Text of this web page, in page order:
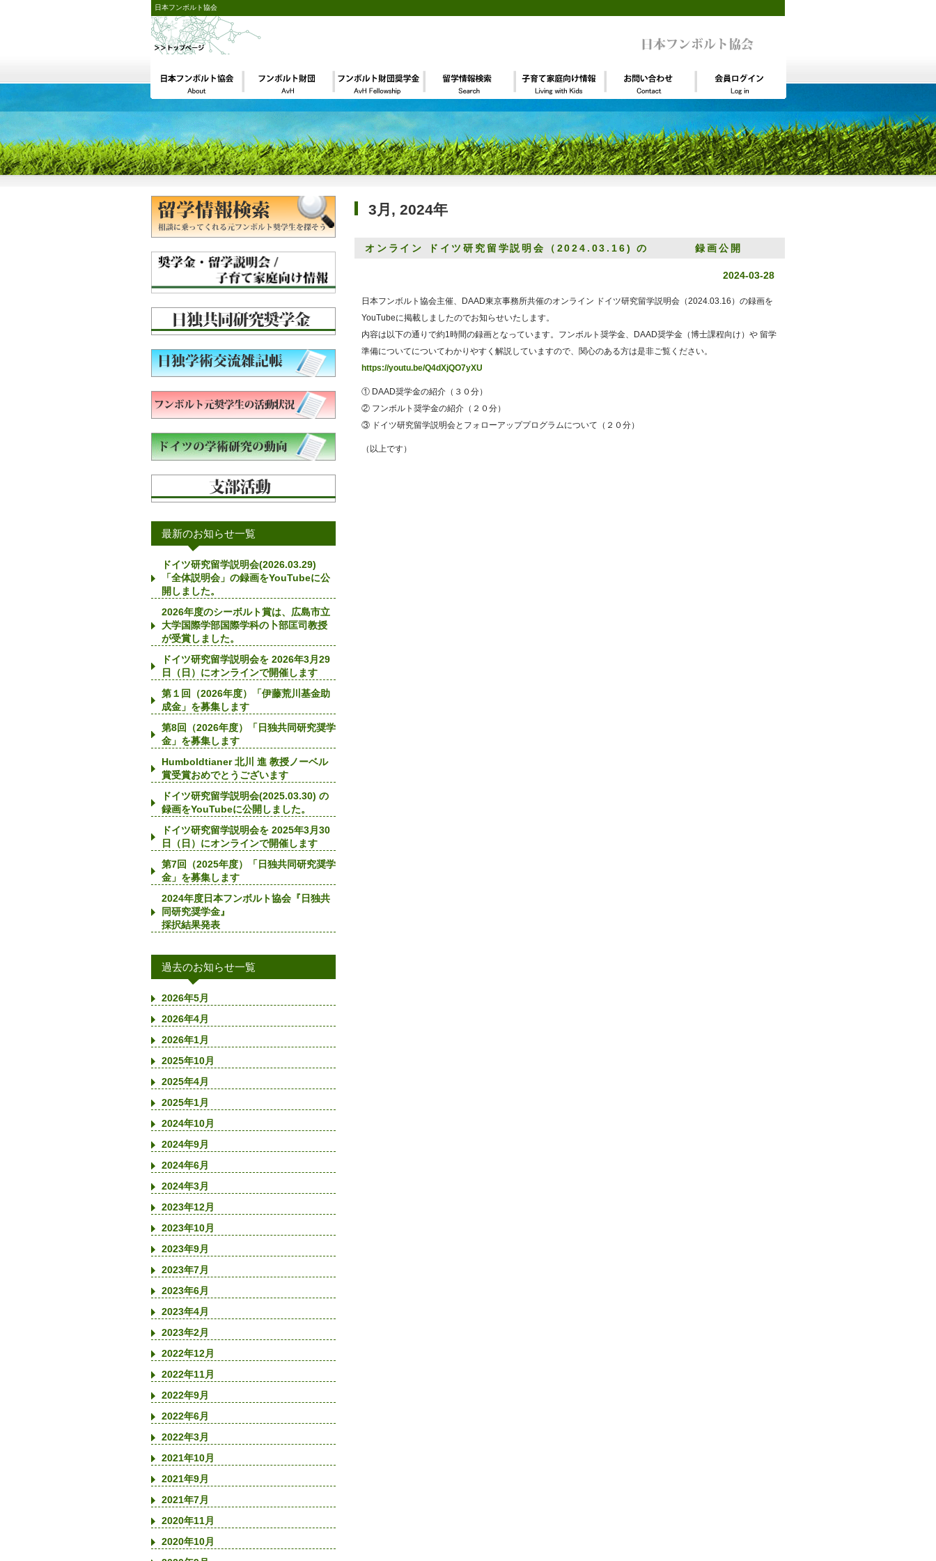
日本フンボルト協会
3月, 2024年
オンライン ドイツ研究留学説明会（2024.03.16) の 録画公開
2024-03-28
日本フンボルト協会主催、DAAD東京事務所共催のオンライン ドイツ研究留学説明会（2024.03.16）の録画を
YouTubeに掲載しましたのでお知らせいたします。
内容は以下の通りで約1時間の録画となっています。フンボルト奨学金、DAAD奨学金（博士課程向け）や 留学
準備についてについてわかりやすく解説していますので、関心のある方は是非ご覧ください。
https://youtu.be/Q4dXjQO7yXU
① DAAD奨学金の紹介（３０分）
② フンボルト奨学金の紹介（２０分）
③ ドイツ研究留学説明会とフォローアッププログラムについて（２０分）
（以上です）
最新のお知らせ一覧
ドイツ研究留学説明会(2026.03.29)
「全体説明会」の録画をYouTubeに公
開しました。
2026年度のシーボルト賞は、広島市立
大学国際学部国際学科の卜部匡司教授
が受賞しました。
ドイツ研究留学説明会を 2026年3月29
日（日）にオンラインで開催します
第１回（2026年度）「伊藤荒川基金助
成金」を募集します
第8回（2026年度）「日独共同研究奨学
金」を募集します
Humboldtianer 北川 進 教授ノーベル
賞受賞おめでとうございます
ドイツ研究留学説明会(2025.03.30) の
録画をYouTubeに公開しました。
ドイツ研究留学説明会を 2025年3月30
日（日）にオンラインで開催します
第7回（2025年度）「日独共同研究奨学
金」を募集します
2024年度日本フンボルト協会『日独共
同研究奨学金』
採択結果発表
過去のお知らせ一覧
2026年5月
2026年4月
2026年1月
2025年10月
2025年4月
2025年1月
2024年10月
2024年9月
2024年6月
2024年3月
2023年12月
2023年10月
2023年9月
2023年7月
2023年6月
2023年4月
2023年2月
2022年12月
2022年11月
2022年9月
2022年6月
2022年3月
2021年10月
2021年9月
2021年7月
2020年11月
2020年10月